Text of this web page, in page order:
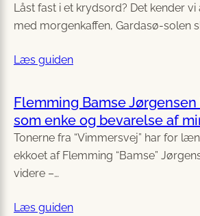
Låst fast i et krydsord? Det kender vi
med morgenkaffen, Gardasø-solen
Læs guiden
Flemming Bamse
som enke og bevarelse af
Tonerne fra “Vimmersvej” har for
ekkoet af Flemming “Bamse”
videre –…
Læs guiden